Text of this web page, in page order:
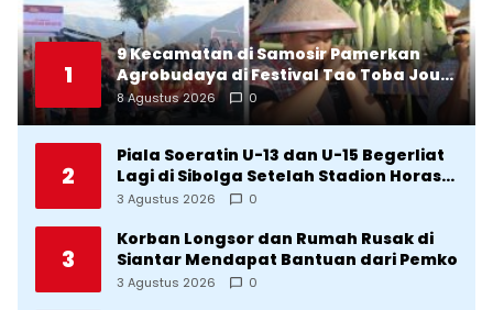
1
9 Kecamatan di Samosir Pamerkan
Agrobudaya di Festival Tao Toba Jou-
Jou 2026: Membranding Produk Lokal
agar Terkenal
8 Agustus 2026 0
2
Piala Soeratin U-13 dan U-15 Begerliat
Lagi di Sibolga Setelah Stadion Horas
Direvitalisasi Wali Kota
3 Agustus 2026 0
3
Korban Longsor dan Rumah Rusak di
Siantar Mendapat Bantuan dari Pemko
3 Agustus 2026 0